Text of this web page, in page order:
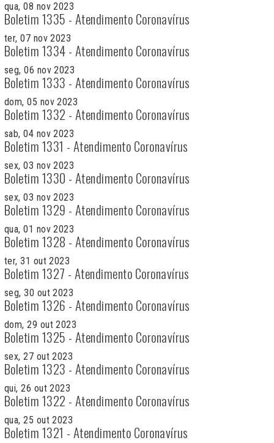
qua, 08 nov 2023
Boletim 1335 - Atendimento Coronavírus
ter, 07 nov 2023
Boletim 1334 - Atendimento Coronavírus
seg, 06 nov 2023
Boletim 1333 - Atendimento Coronavírus
dom, 05 nov 2023
Boletim 1332 - Atendimento Coronavírus
sab, 04 nov 2023
Boletim 1331 - Atendimento Coronavírus
sex, 03 nov 2023
Boletim 1330 - Atendimento Coronavírus
sex, 03 nov 2023
Boletim 1329 - Atendimento Coronavírus
qua, 01 nov 2023
Boletim 1328 - Atendimento Coronavírus
ter, 31 out 2023
Boletim 1327 - Atendimento Coronavírus
seg, 30 out 2023
Boletim 1326 - Atendimento Coronavírus
dom, 29 out 2023
Boletim 1325 - Atendimento Coronavírus
sex, 27 out 2023
Boletim 1323 - Atendimento Coronavírus
qui, 26 out 2023
Boletim 1322 - Atendimento Coronavírus
qua, 25 out 2023
Boletim 1321 - Atendimento Coronavírus